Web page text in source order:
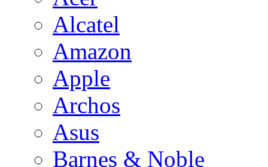
Alcatel
Amazon
Apple
Archos
Asus
Barnes & Noble